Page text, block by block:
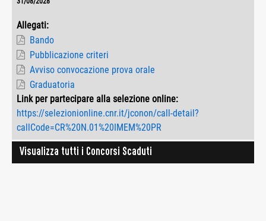
Allegati:
Bando
Pubblicazione criteri
Avviso convocazione prova orale
Graduatoria
Link per partecipare alla selezione online:
https://selezionionline.cnr.it/jconon/call-detail?
callCode=CR%20N.01%20IMEM%20PR
Visualizza tutti i Concorsi Scaduti